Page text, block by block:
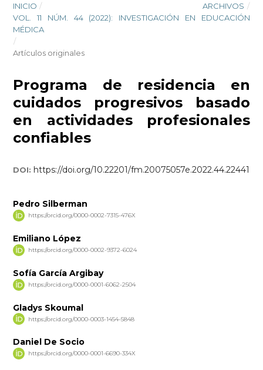
INICIO / ARCHIVOS /
VOL. 11 NÚM. 44 (2022): INVESTIGACIÓN EN EDUCACIÓN
MÉDICA
/
Artículos originales
Programa de residencia en
cuidados progresivos basado
en actividades profesionales
confiables
DOI: https://doi.org/10.22201/fm.20075057e.2022.44.22441
Pedro Silberman
https://orcid.org/0000-0002-7315-476X
Emiliano López
https://orcid.org/0000-0002-9372-6024
Sofía García Argibay
https://orcid.org/0000-0001-6062-2504
Gladys Skoumal
https://orcid.org/0000-0003-1454-5848
Daniel De Socio
https://orcid.org/0000-0001-6690-334X